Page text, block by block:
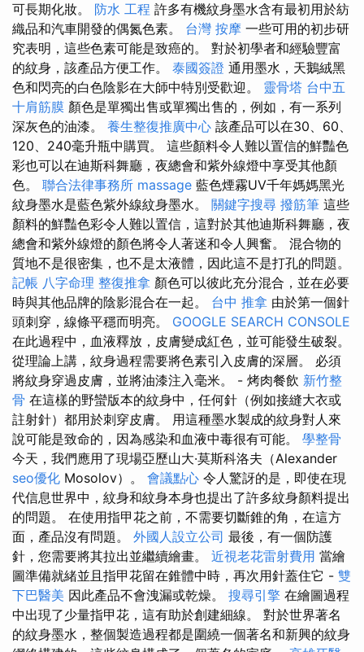
可長期化妝。 防水 工程 許多有機紋身墨水含有最初用於紡
織品和汽車開發的偶氮色素。 台灣 按摩 一些可用的初步研
究表明，這些色素可能是致癌的。 對於初學者和經驗豐富
的紋身，該產品方便工作。 泰國簽證 通用墨水，天鵝絨黑
色和閃亮的白色陰影在大師中特別受歡迎。 靈骨塔 台中五
十肩筋膜 顏色是單獨出售或單獨出售的，例如，有一系列
深灰色的油漆。 養生整復推廣中心 該產品可以在30、60、
120、240毫升瓶中購買。 這些顏料令人難以置信的鮮豔色
彩也可以在迪斯科舞廳，夜總會和紫外線燈中享受其他顏
色。 聯合法律事務所 massage 藍色煙霧UV千年媽媽黑光
紋身墨水是藍色紫外線紋身墨水。 關鍵字搜尋 撥筋筆 這些
顏料的鮮豔色彩令人難以置信，這對於其他迪斯科舞廳，夜
總會和紫外線燈的顏色將令人著迷和令人興奮。 混合物的
質地不是很密集，也不是太液體，因此這不是打孔的問題。
記帳 八字命理 整復推拿 顏色可以彼此充分混合，並在必要
時與其他品牌的陰影混合在一起。 台中 推拿 由於第一個針
頭刺穿，線條平穩而明亮。 GOOGLE SEARCH CONSOLE
在此過程中，血液釋放，皮膚變成紅色，並可能發生破裂。
從理論上講，紋身過程需要將色素引入皮膚的深層。 必須
將紋身穿過皮膚，並將油漆注入毫米。 - 烤肉餐飲 新竹整
骨 在這樣的野蠻版本的紋身中，任何針（例如接縫大衣或
註射針）都用於刺穿皮膚。 用這種墨水製成的紋身對人來
說可能是致命的，因為感染和血液中毒很有可能。 學整骨
今天，我們應用了現場亞歷山大·莫斯科洛夫（Alexander
seo優化 Mosolov）。 會議點心 令人驚訝的是，即使在現
代信息世界中，紋身和紋身本身也提出了許多紋身顏料提出
的問題。 在使用指甲花之前，不需要切斷錐的角，在這方
面，產品沒有問題。 外國人設立公司 最後，有一個防護
針，您需要將其拉出並繼續繪畫。 近視老花雷射費用 當繪
圖準備就緒並且指甲花留在錐體中時，再次用針蓋住它 - 雙
下巴醫美 因此產品不會洩漏或乾燥。 搜尋引擎 在繪圖過程
中出現了少量指甲花，這有助於創建細線。 對於世界著名
的紋身墨水，整個製造過程都是圍繞一個著名和新興的紋身